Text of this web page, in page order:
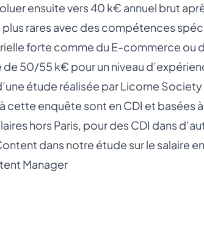
ensuite vers 40 k€ annuel brut
rares avec des compétences
forte comme du E-commerce ou
50/55 k€ pour un niveau
étude réalisée par Licorne
enquête sont en CDI et basées
hors Paris, pour des CDI dans
dans notre étude sur le salaire
Manager